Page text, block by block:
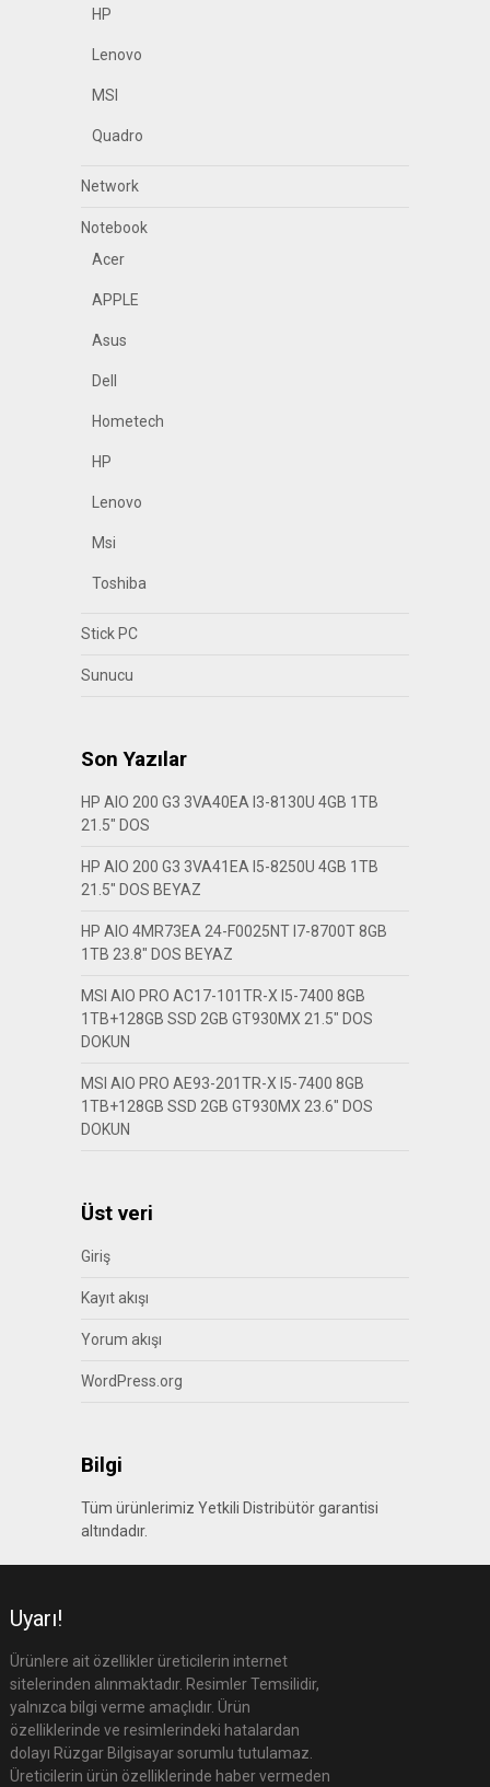
HP
Lenovo
MSI
Quadro
Network
Notebook
Acer
APPLE
Asus
Dell
Hometech
HP
Lenovo
Msi
Toshiba
Stick PC
Sunucu
Son Yazılar
HP AIO 200 G3 3VA40EA I3-8130U 4GB 1TB
21.5″ DOS
HP AIO 200 G3 3VA41EA I5-8250U 4GB 1TB
21.5″ DOS BEYAZ
HP AIO 4MR73EA 24-F0025NT I7-8700T 8GB
1TB 23.8″ DOS BEYAZ
MSI AIO PRO AC17-101TR-X I5-7400 8GB
1TB+128GB SSD 2GB GT930MX 21.5″ DOS
DOKUN
MSI AIO PRO AE93-201TR-X I5-7400 8GB
1TB+128GB SSD 2GB GT930MX 23.6″ DOS
DOKUN
Üst veri
Giriş
Kayıt akışı
Yorum akışı
WordPress.org
Bilgi
Tüm ürünlerimiz Yetkili Distribütör garantisi
altındadır.
Uyarı!
Ürünlere ait özellikler üreticilerin internet
sitelerinden alınmaktadır. Resimler Temsilidir,
yalnızca bilgi verme amaçlıdır. Ürün
özelliklerinde ve resimlerindeki hatalardan
dolayı Rüzgar Bilgisayar sorumlu tutulamaz.
Üreticilerin ürün özelliklerinde haber vermeden